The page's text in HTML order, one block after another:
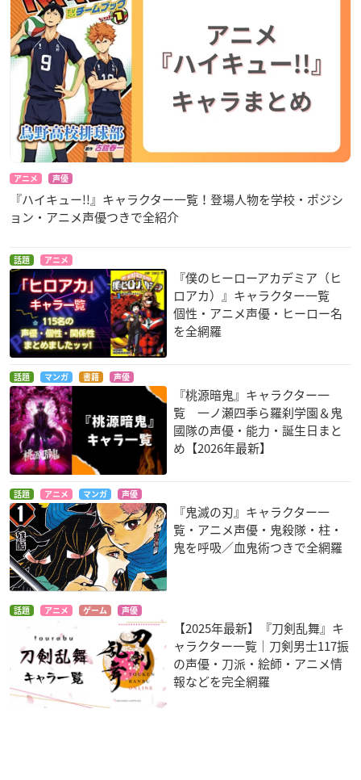
アニメ 声優
『ハイキュー!!』キャラクター一覧！登場人物を学校・ポジシ
ョン・アニメ声優つきで全紹介
話題 アニメ
『僕のヒーローアカデミア（ヒ
ロアカ）』キャラクター一覧
個性・アニメ声優・ヒーロー名
を全網羅
話題 マンガ 書籍 声優
『桃源暗鬼』キャラクター一
覧 一ノ瀬四季ら羅刹学園＆鬼
國隊の声優・能力・誕生日まと
め【2026年最新】
話題 アニメ マンガ 声優
『鬼滅の刃』キャラクター一
覧・アニメ声優・鬼殺隊・柱・
鬼を呼吸／血鬼術つきで全網羅
話題 アニメ ゲーム 声優
【2025年最新】『刀剣乱舞』キ
ャラクター一覧｜刀剣男士117振
の声優・刀派・絵師・アニメ情
報などを完全網羅